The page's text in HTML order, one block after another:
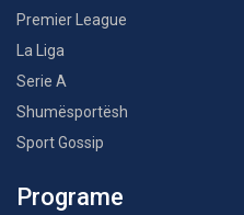
Premier League
La Liga
Serie A
Shumësportësh
Sport Gossip
Programe